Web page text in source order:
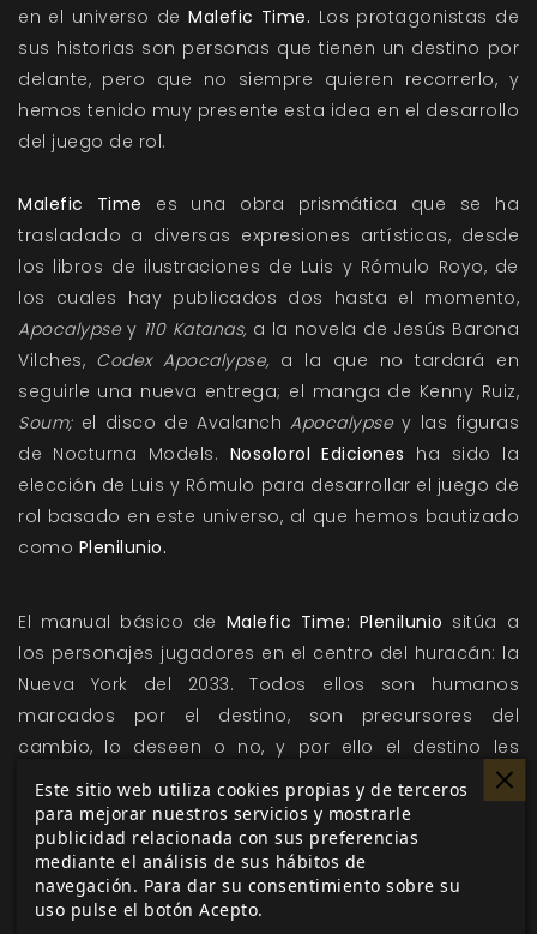
en el universo de Malefic Time. Los protagonistas de
sus historias son personas que tienen un destino por
delante, pero que no siempre quieren recorrerlo, y
hemos tenido muy presente esta idea en el desarrollo
del juego de rol.
Malefic Time es una obra prismática que se ha
trasladado a diversas expresiones artísticas, desde
los libros de ilustraciones de Luis y Rómulo Royo, de
los cuales hay publicados dos hasta el momento,
Apocalypsey 110 Katanas, a la novela de Jesús Barona
Vilches, Codex Apocalypse,a la que no tardará en
seguirle una nueva entrega; el manga de Kenny Ruiz,
Soum;el disco de AvalanchApocalypsey las figuras
de Nocturna Models. Nosolorol Ediciones ha sido la
elección de Luis y Rómulo para desarrollar el juego de
rol basado en este universo, al que hemos bautizado
como Plenilunio.
El manual básico de Malefic Time: Plenilunio sitúa a
los personajes jugadores en el centro del huracán: la
Nueva York del 2033. Todos ellos son humanos
marcados por el destino, son precursores del
cambio, lo deseen o no, y por ello el destino les
confiere ciertas capacidades excepcionales. Las
historias que protagonizarán estarán marcadas por
el destino que deben cumplir, como grupo y como
individuos, y por la supervivencia, el heroísmo y los
aspectos sobrenaturales propios de un mundo
Este sitio web utiliza cookies propias y de terceros
para mejorar nuestros servicios y mostrarle
publicidad relacionada con sus preferencias
mediante el análisis de sus hábitos de
navegación. Para dar su consentimiento sobre su
uso pulse el botón Acepto.